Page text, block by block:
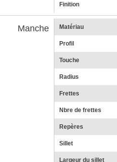
Finition
Manche Matériau
Profil
Touche
Radius
Frettes
Nbre de frettes
Repères
Sillet
Largeur du sillet